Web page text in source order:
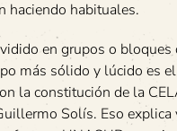
haciendo habituales.
en grupos o
más sólido y lúcido es
la constitución de la
Solís. Eso